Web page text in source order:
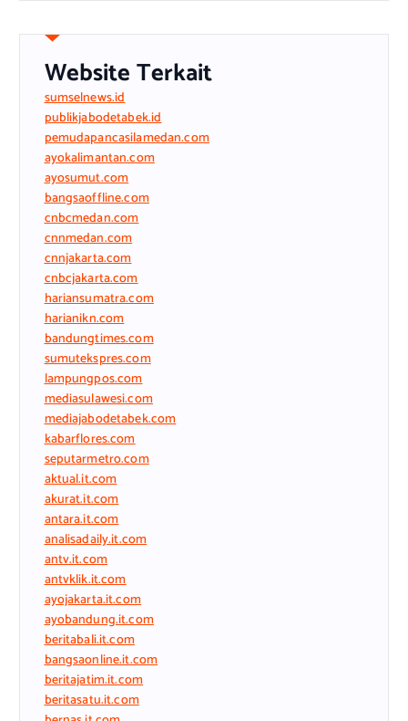
Website Terkait
sumselnews.id
publikjabodetabek.id
pemudapancasilamedan.com
ayokalimantan.com
ayosumut.com
bangsaoffline.com
cnbcmedan.com
cnnmedan.com
cnnjakarta.com
cnbcjakarta.com
hariansumatra.com
harianikn.com
bandungtimes.com
sumutekspres.com
lampungpos.com
mediasulawesi.com
mediajabodetabek.com
kabarflores.com
seputarmetro.com
aktual.it.com
akurat.it.com
antara.it.com
analisadaily.it.com
antv.it.com
antvklik.it.com
ayojakarta.it.com
ayobandung.it.com
beritabali.it.com
bangsaonline.it.com
beritajatim.it.com
beritasatu.it.com